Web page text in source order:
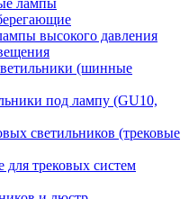
лампы
высокого давления
(шинные
под лампу (GU10,
светильников (трековые
трековых систем